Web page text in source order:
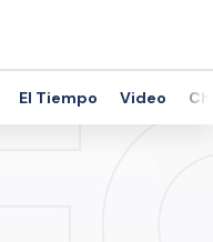
El Tiempo Video